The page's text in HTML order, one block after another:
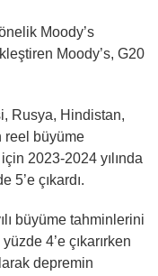
Moody’s
Moody’s, G20
Rusya, Hindistan,
reel büyüme
2023-2024 yılında
5’e çıkardı.
büyüme tahminlerini
4’e çıkarırken
depremin